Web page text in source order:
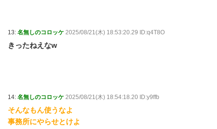
13: 名無しのコロッケ 2025/08/21(木) 18:53:20.29 ID:q4T8O
きったねえなw
14: 名無しのコロッケ 2025/08/21(木) 18:54:18.20 ID:y9ffb
そんなもん使うなよ
事務所にやらせとけよ